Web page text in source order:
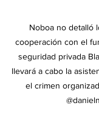
Noboa no detalló
cooperación con el
seguridad privada
llevará a cabo la
el crimen
@